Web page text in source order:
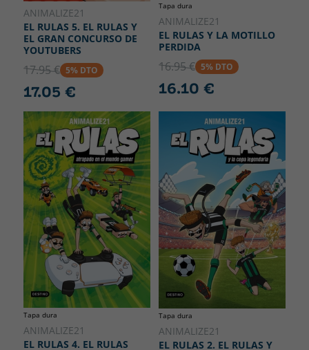
ANIMALIZE21
EL RULAS 5. EL RULAS Y
EL GRAN CONCURSO DE
YOUTUBERS
17.95 € 5% DTO
17.05 €
Tapa dura
ANIMALIZE21
EL RULAS Y LA MOTILLO
PERDIDA
16.95 € 5% DTO
16.10 €
Tapa dura
ANIMALIZE21
EL RULAS 4. EL RULAS
Tapa dura
ANIMALIZE21
EL RULAS 2. EL RULAS Y